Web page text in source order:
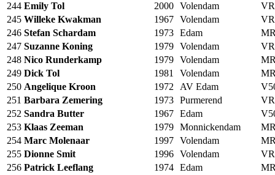
244 Emily Tol 2000 Volendam
245 Willeke Kwakman 1967 Volendam
246 Stefan Schardam 1973 Edam
247 Suzanne Koning 1979 Volendam
248 Nico Runderkamp 1979 Volendam
249 Dick Tol 1981 Volendam
250 Angelique Kroon 1972 AV Edam
251 Barbara Zemering 1973 Purmerend
252 Sandra Butter 1967 Edam
253 Klaas Zeeman 1979 Monnickendam
254 Marc Molenaar 1997 Volendam
255 Dionne Smit 1996 Volendam
256 Patrick Leeflang 1974 Edam